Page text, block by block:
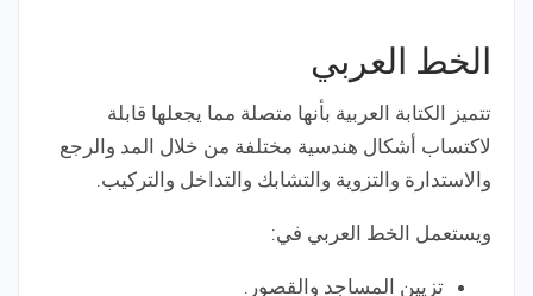
الخط العربي
تتميز الكتابة العربية بأنها متصلة مما يجعلها قابلة
لاكتساب أشكال هندسية مختلفة من خلال المد والرجع
والاستدارة والتزوية والتشابك والتداخل والتركيب.
ويستعمل الخط العربي في:
تزيين المساجد والقصور.